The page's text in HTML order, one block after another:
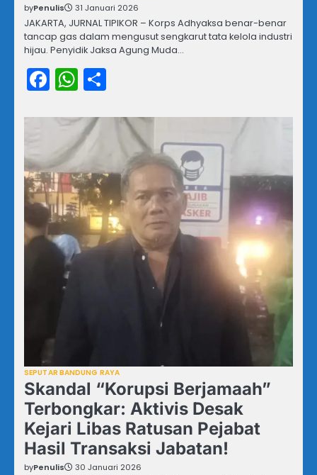
byPenulis 31 Januari 2026
JAKARTA, JURNAL TIPIKOR – Korps Adhyaksa benar-benar
tancap gas dalam mengusut sengkarut tata kelola industri
hijau. Penyidik Jaksa Agung Muda…
Facebook
WhatsApp
SEPUTAR BANDUNG RAYA
Skandal “Korupsi Berjamaah”
Terbongkar: Aktivis Desak
Kejari Libas Ratusan Pejabat
Hasil Transaksi Jabatan!
byPenulis 30 Januari 2026